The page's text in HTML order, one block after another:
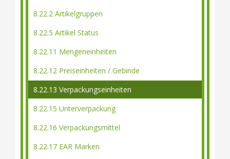
8.22.2 Artikelgruppen
8.22.5 Artikel Status
8.22.11 Mengeneinheiten
8.22.12 Preiseinheiten / Gebinde
8.22.13 Verpackungseinheiten
8.22.15 Unterverpackung
8.22.16 Verpackungsmittel
8.22.17 EAR Marken